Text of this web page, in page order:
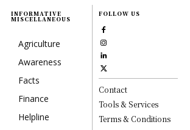
INFORMATIVE
MISCELLANEOUS
Agriculture
Awareness
Facts
Finance
Helpline
FOLLOW US
Contact
Tools & Services
Terms & Conditions